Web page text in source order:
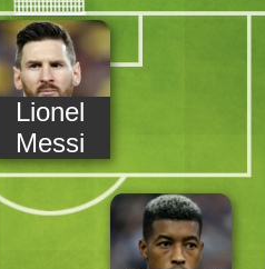
Lionel
Messi